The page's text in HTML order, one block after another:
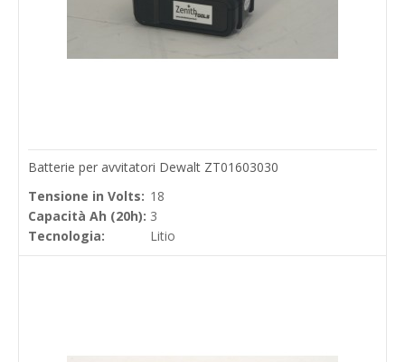
Batterie per avvitatori Dewalt ZT01603030
Tensione in Volts: 18
Capacità Ah (20h): 3
Tecnologia:
Litio